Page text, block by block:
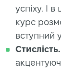
успіху. І
курс
вступний
Стислість.